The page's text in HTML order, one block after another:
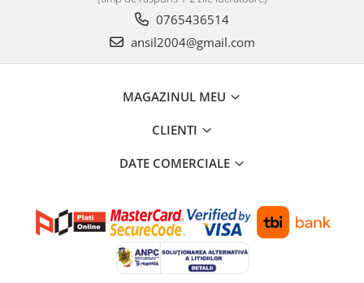
Carlige SsangYong
Carlige Xpeng
0765436514
ansil2004@gmail.com
MAGAZINUL MEU
CLIENTI
DATE COMERCIALE